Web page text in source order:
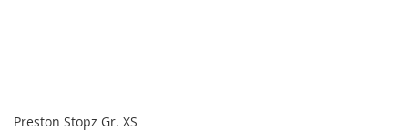
Preston Stopz Gr. XS